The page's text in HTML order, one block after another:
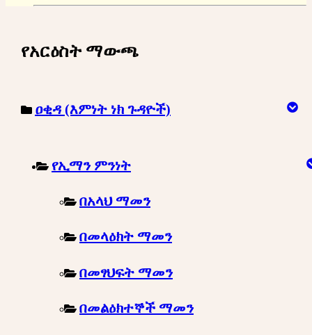
የአርዕስት ማውጫ
ዐቂዳ (እምነት ነክ ጉዳዮች)
የኢማን ምንነት
በአላህ ማመን
በመላዕክት ማመን
በመፃህፍት ማመን
በመልዕክተኞች ማመን